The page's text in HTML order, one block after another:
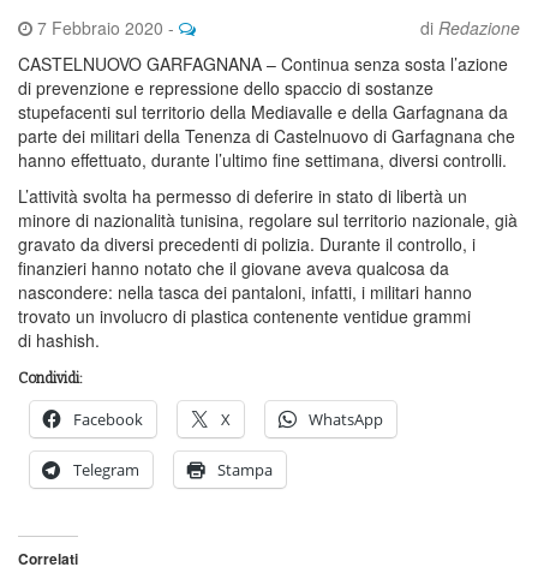
7 Febbraio 2020 - di Redazione
CASTELNUOVO GARFAGNANA – Continua senza sosta l’azione
di prevenzione e repressione dello spaccio di sostanze
stupefacenti sul territorio della Mediavalle e della Garfagnana da
parte dei militari della Tenenza di Castelnuovo di Garfagnana che
hanno effettuato, durante l’ultimo fine settimana, diversi controlli.
L’attività svolta ha permesso di deferire in stato di libertà un
minore di nazionalità tunisina, regolare sul territorio nazionale, già
gravato da diversi precedenti di polizia. Durante il controllo, i
finanzieri hanno notato che il giovane aveva qualcosa da
nascondere: nella tasca dei pantaloni, infatti, i militari hanno
trovato un involucro di plastica contenente ventidue grammi
di hashish.
Condividi:
Facebook X WhatsApp
Telegram Stampa
Correlati